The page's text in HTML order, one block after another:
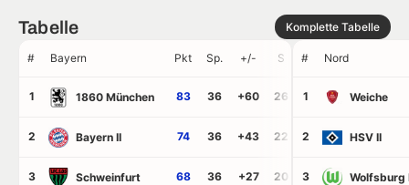
Tabelle Komplette Tabelle
# Bayern Pkt Sp. +/- S U N
1 1860 München 83 36 +60 26 5 5 87 27
2 Bayern II 74 36 +43 22 8 6 84
3 Schweinfurt 68 36 +27 20 8 8 79 52
# Nord
1 Weiche
2 HSV II
3 Wolfsburg